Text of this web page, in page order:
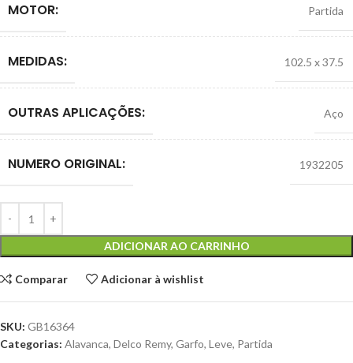
MOTOR: Partida
MEDIDAS: 102.5 x 37.5
OUTRAS APLICAÇÕES: Aço
NUMERO ORIGINAL: 1932205
ADICIONAR AO CARRINHO
Comparar Adicionar à wishlist
SKU: GB16364
Categorias: Alavanca, Delco Remy, Garfo, Leve, Partida